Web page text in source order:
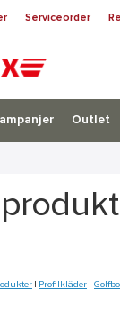
Serviceorder
Outlet
Profilkläder